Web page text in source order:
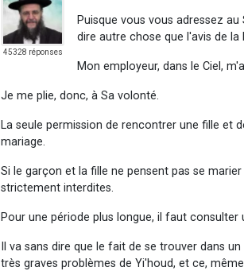
45328 réponses
Puisque vous vous adressez
dire autre chose que l'avis de la
Mon employeur, dans le Ciel,
Je me plie, donc, à Sa volonté.
La seule permission de rencontrer une fille et
mariage.
Si le garçon et la fille ne pensent pas se
strictement interdites.
Pour une période plus longue, il faut consulter
Il va sans dire que le fait de se trouver dans
très graves problèmes de Yi'houd, et ce,